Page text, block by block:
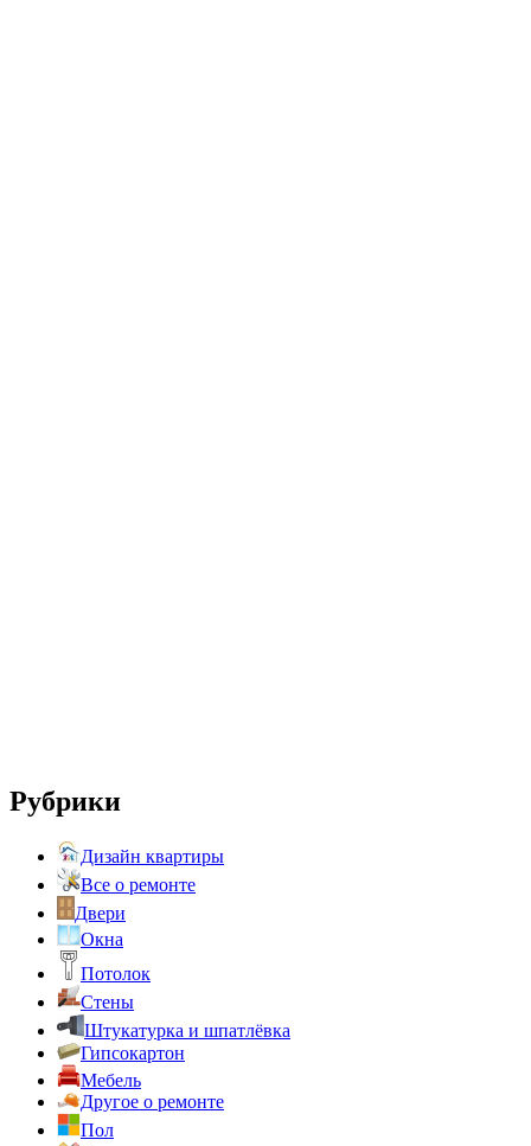
Рубрики
Дизайн квартиры
Все о ремонте
Двери
Окна
Потолок
Стены
Штукатурка и шпатлёвка
Гипсокартон
Мебель
Другое о ремонте
Пол